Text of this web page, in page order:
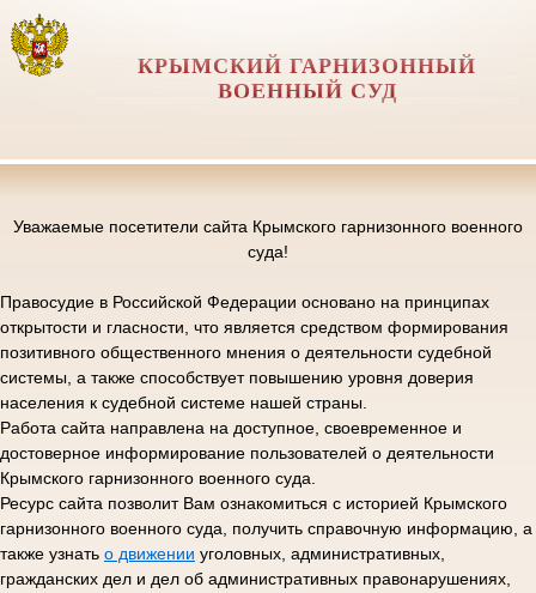
КРЫМСКИЙ ГАРНИЗОННЫЙ
ВОЕННЫЙ СУД
Уважаемые посетители сайта Крымского гарнизонного военного
суда!
Правосудие в Российской Федерации основано на принципах
открытости и гласности, что является средством формирования
позитивного общественного мнения о деятельности судебной
системы, а также способствует повышению уровня доверия
населения к судебной системе нашей страны.
Работа сайта направлена на доступное, своевременное и
достоверное информирование пользователей о деятельности
Крымского гарнизонного военного суда.
Ресурс сайта позволит Вам ознакомиться с историей Крымского
гарнизонного военного суда, получить справочную информацию, а
также узнать о движении уголовных, административных,
гражданских дел и дел об административных правонарушениях,